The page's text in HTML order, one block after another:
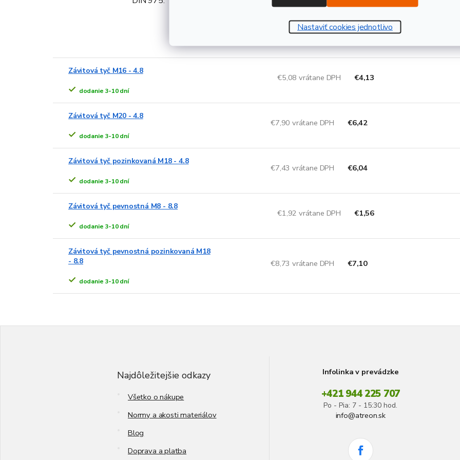
Nastaviť cookies jednotlivo
Alternatívne rozmery, ktoré by Vás mohli
Závitová tyč M16 - 4.8
dodanie 3-10 dní
€5,08 vrátane DPH €4,13
Závitová tyč M20 - 4.8
dodanie 3-10 dní
€7,90 vrátane DPH €6,42
Závitová tyč pozinkovaná M18 - 4.8
dodanie 3-10 dní
€7,43 vrátane DPH €6,04
Závitová tyč pevnostná M8 - 8.8
dodanie 3-10 dní
€1,92 vrátane DPH €1,56
Závitová tyč pevnostná pozinkovaná M18
- 8.8
dodanie 3-10 dní
€8,73 vrátane DPH €7,10
Najdôležitejšie odkazy
Všetko o nákupe
Normy a akosti materiálov
Blog
Doprava a platba
Infolinka v prevádzke
+421 944 225 707
Po - Pia: 7 - 15:30 hod.
info@atreon.sk